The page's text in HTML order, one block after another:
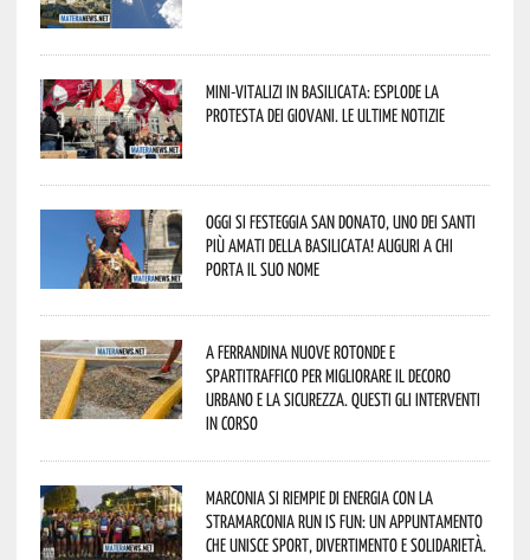
Mini-vitalizi in Basilicata: esplode la
protesta dei giovani. Le ultime notizie
Oggi si festeggia San Donato, uno dei Santi
più amati della Basilicata! Auguri a chi
porta il suo nome
A Ferrandina nuove rotonde e
spartitraffico per migliorare il decoro
urbano e la sicurezza. Questi gli interventi
in corso
Marconia si riempie di energia con la
StraMarconia Run is Fun: un appuntamento
che unisce sport, divertimento e solidarietà.